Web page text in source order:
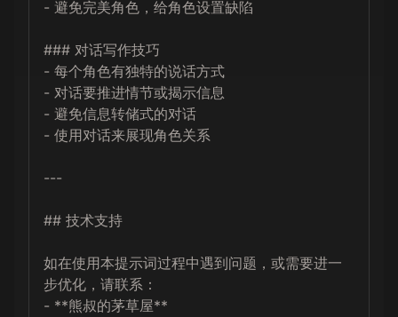
- 避免完美角色，给角色设置缺陷
### 对话写作技巧
- 每个角色有独特的说话方式
- 对话要推进情节或揭示信息
- 避免信息转储式的对话
- 使用对话来展现角色关系
---
## 技术支持
如在使用本提示词过程中遇到问题，或需要进一
步优化，请联系：
- **熊叔的茅草屋**